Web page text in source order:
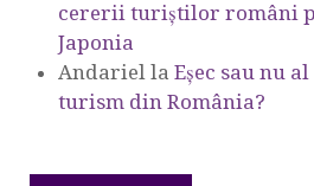
cererii turiștilor români
Japonia
Andariel la Eşec sau nu
turism din România?